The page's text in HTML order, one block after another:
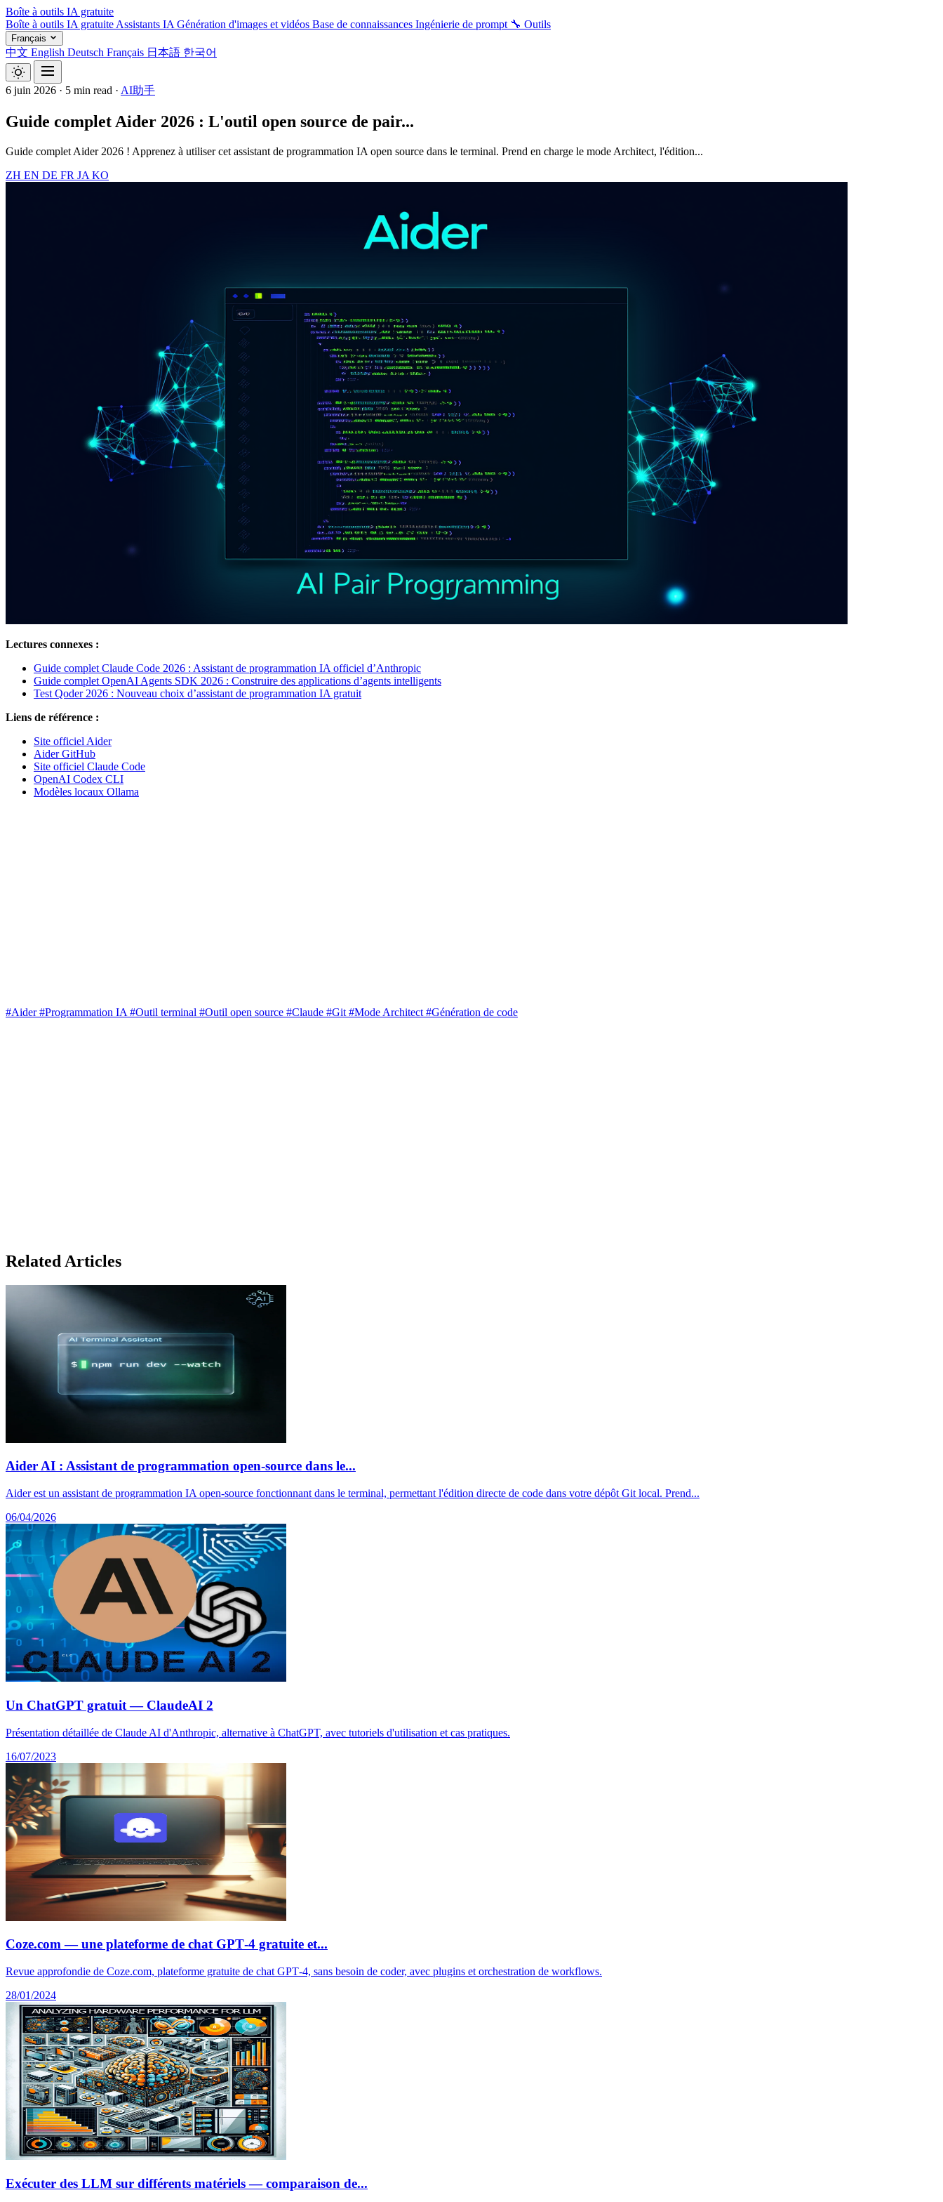
Boîte à outils IA gratuite
Boîte à outils IA gratuite Assistants IA Génération d'images et vidéos Base de connaissances Ingénierie de prompt 🔧 Outils
Français
中文 English Deutsch Français 日本語 한국어
6 juin 2026 · 5 min read · AI助手
Guide complet Aider 2026 : L'outil open source de pair...
Guide complet Aider 2026 ! Apprenez à utiliser cet assistant de programmation IA open source dans le terminal. Prend en charge le mode Architect, l'édition...
ZH EN DE FR JA KO
Lectures connexes :
Guide complet Claude Code 2026 : Assistant de programmation IA officiel d’Anthropic
Guide complet OpenAI Agents SDK 2026 : Construire des applications d’agents intelligents
Test Qoder 2026 : Nouveau choix d’assistant de programmation IA gratuit
Liens de référence :
Site officiel Aider
Aider GitHub
Site officiel Claude Code
OpenAI Codex CLI
Modèles locaux Ollama
#Aider#Programmation IA #Outil terminal #Outil open source #Claude #Git #Mode Architect #Génération de code
Related Articles
Aider AI : Assistant de programmation open-source dans le...
Aider est un assistant de programmation IA open-source fonctionnant dans le terminal, permettant l'édition directe de code dans votre dépôt Git local. Prend...
06/04/2026
Un ChatGPT gratuit — ClaudeAI 2
Présentation détaillée de Claude AI d'Anthropic, alternative à ChatGPT, avec tutoriels d'utilisation et cas pratiques.
16/07/2023
Coze.com — une plateforme de chat GPT‑4 gratuite et...
Revue approfondie de Coze.com, plateforme gratuite de chat GPT‑4, sans besoin de coder, avec plugins et orchestration de workflows.
28/01/2024
Exécuter des LLM sur différents matériels — comparaison de...